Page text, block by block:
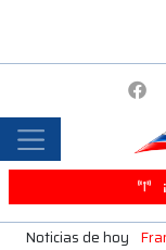
Noticias de hoy